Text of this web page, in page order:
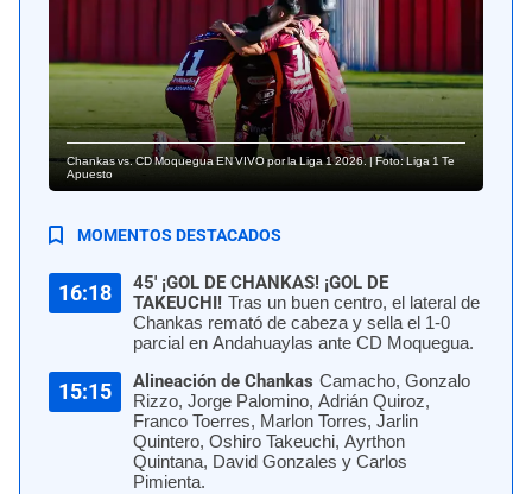
Chankas vs. CD Moquegua EN VIVO por la Liga 1 2026. | Foto: Liga 1 Te
Apuesto
MOMENTOS DESTACADOS
16:18
45' ¡GOL DE CHANKAS! ¡GOL DE
TAKEUCHI! Tras un buen centro, el lateral de
Chankas remató de cabeza y sella el 1-0
parcial en Andahuaylas ante CD Moquegua.
15:15 Alineación de Chankas Camacho, Gonzalo
Rizzo, Jorge Palomino, Adrián Quiroz,
Franco Toerres, Marlon Torres, Jarlin
Quintero, Oshiro Takeuchi, Ayrthon
Quintana, David Gonzales y Carlos
Pimienta.